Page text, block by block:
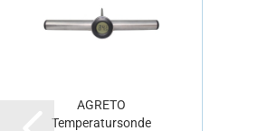
AGRETO
Temperatursonde